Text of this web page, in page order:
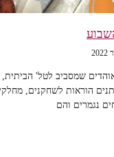
שמסביב לטל' הביתית,
הוראות לשחקנים,
נגמרים והם